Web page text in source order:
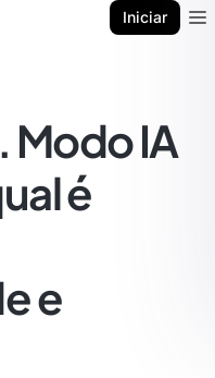
Iniciar
Modo IA
é
e